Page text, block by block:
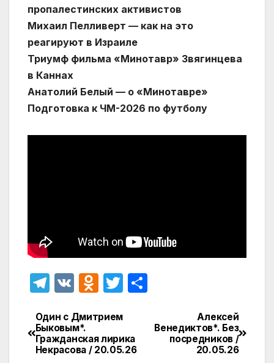
пропалестинских активистов
Михаил Пелливерт — как на это
реагируют в Израиле
Триумф фильма «Минотавр» Звягинцева
в Каннах
Анатолий Белый — о «Минотавре»
Подготовка к ЧМ-2026 по футболу
T
e
gr
V
O
n
o
T
er
п
Навигация
по
Алексей
Венедиктов*. Без
посредников /
20.05.26
Один с Дмитрием
Быковым*.
Гражданская лирика
Некрасова / 20.05.26